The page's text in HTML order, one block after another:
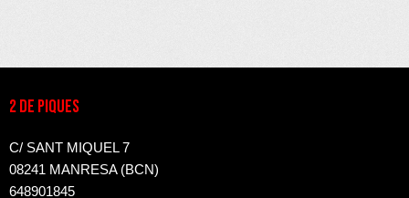
2 DE PIQUES
C/ SANT MIQUEL 7
08241 MANRESA (BCN)
648901845